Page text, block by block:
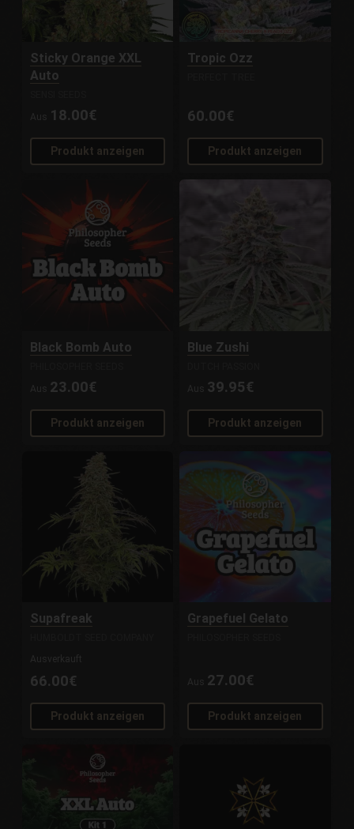
Sticky Orange XXL
Auto
Aus
18.00€
Produkt anzeigen
Tropic Ozz
60.00€
Produkt anzeigen
Black Bomb Auto
Aus 23.00€
Produkt anzeigen
Blue Zushi
Aus 39.95€
Produkt anzeigen
Supafreak
Ausverkauft
66.00€
Produkt anzeigen
Grapefuel Gelato
Aus 27.00€
Produkt anzeigen